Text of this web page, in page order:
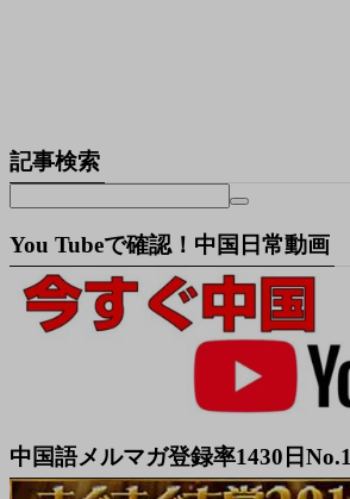
記事検索
You Tubeで確認！中国日常動画
中国語メルマガ登録率1430日No.1